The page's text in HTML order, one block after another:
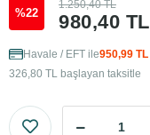
%22 980,40 TL
1.250,40 TL
Havale / EFT ile950,99 TL
326,80 TL başlayan taksitle